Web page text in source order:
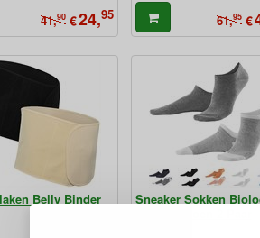
41,90 €24,95 61,95 €
Belly Binder
Sneaker Sokken